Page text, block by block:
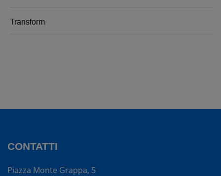
Transform
CONTATTI
Piazza Monte Grappa, 5